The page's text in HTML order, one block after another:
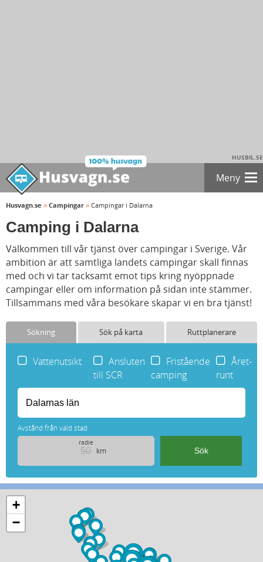
HUSBIL.SE
Meny
Husvagn.se » Campingar » Campingar i Dalarna
Camping i Dalarna
Välkommen till vår tjänst över campingar i Sverige. Vår
ambition är att samtliga landets campingar skall finnas
med och vi tar tacksamt emot tips kring nyöppnade
campingar eller om information på sidan inte stämmer.
Tillsammans med våra besökare skapar vi en bra tjänst!
Sökning Sök på karta Ruttplanerare
Vattenutsikt
Ansluten
till SCR
Fristående
camping
Året-
runt
Avstånd från vald stad
radie
km
+
−